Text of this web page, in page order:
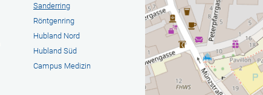
Sanderring
Röntgenring
Hubland Nord
Hubland Süd
Campus Medizin